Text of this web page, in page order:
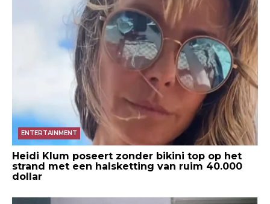
ENTERTAINMENT
Heidi Klum poseert zonder bikini top op het
strand met een halsketting van ruim 40.000
dollar